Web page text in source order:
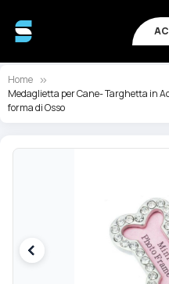
Home
Medaglietta per Cane- Targhetta in
forma di Osso
Vai
immagini